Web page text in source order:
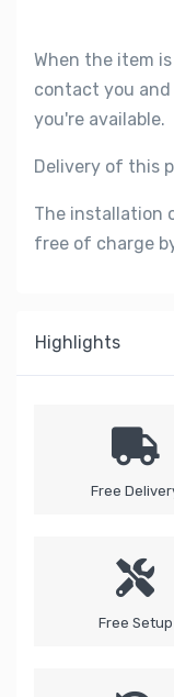
When the item
contact you
you're available.
Delivery of this
The installation
free of charge
Highlights
Free
Free Setup